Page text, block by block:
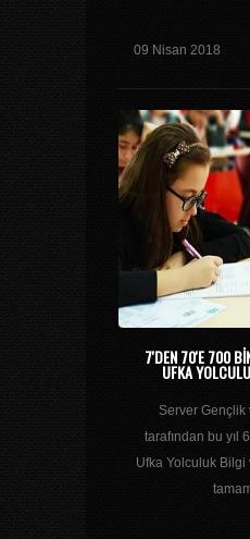
09 Nisan 2018
7'DEN 70'E 700
UFKA
Server Gençlik
tarafından bu yıl
Ufka Yolculuk Bilgi